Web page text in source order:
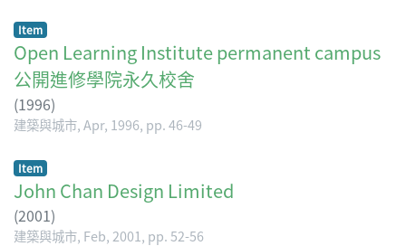
Item
Open Learning Institute permanent campus
公開進修學院永久校舍
(1996)
建築與城市, Apr, 1996, pp. 46-49
Item
John Chan Design Limited
(2001)
建築與城市, Feb, 2001, pp. 52-56